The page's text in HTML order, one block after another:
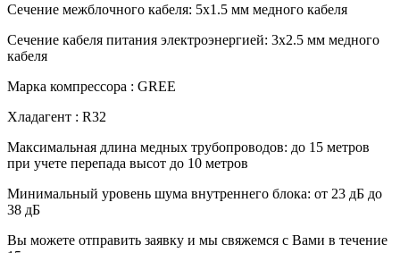
Сечение межблочного кабеля: 5х1.5 мм медного кабеля
Сечение кабеля питания электроэнергией: 3х2.5 мм медного
кабеля
Марка компрессора : GREE
Хладагент : R32
Максимальная длина медных трубопроводов: до 15 метров
при учете перепада высот до 10 метров
Минимальный уровень шума внутреннего блока: от 23 дБ до
38 дБ
Вы можете отправить заявку и мы свяжемся с Вами в течение